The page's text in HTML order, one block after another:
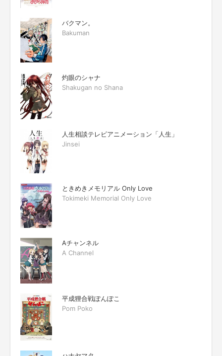
バクマン。
Bakuman
灼眼のシャナ
Shakugan no Shana
人生相談テレビアニメーション「人生」
Jinsei
ときめきメモリアル Only Love
Tokimeki Memorial Only Love
Aチャンネル
A Channel
平成狸合戦ぽんぽこ
Pom Poko